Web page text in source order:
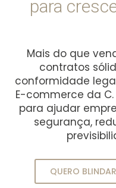
para
Mais do que
contratos
conformidade
E-commerce da
para ajudar
segurança,
QUERO